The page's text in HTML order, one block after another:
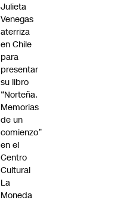
Julieta
Venegas
aterriza
en Chile
para
presentar
su libro
“Norteña.
Memorias
de un
comienzo”
en el
Centro
Cultural
La
Moneda